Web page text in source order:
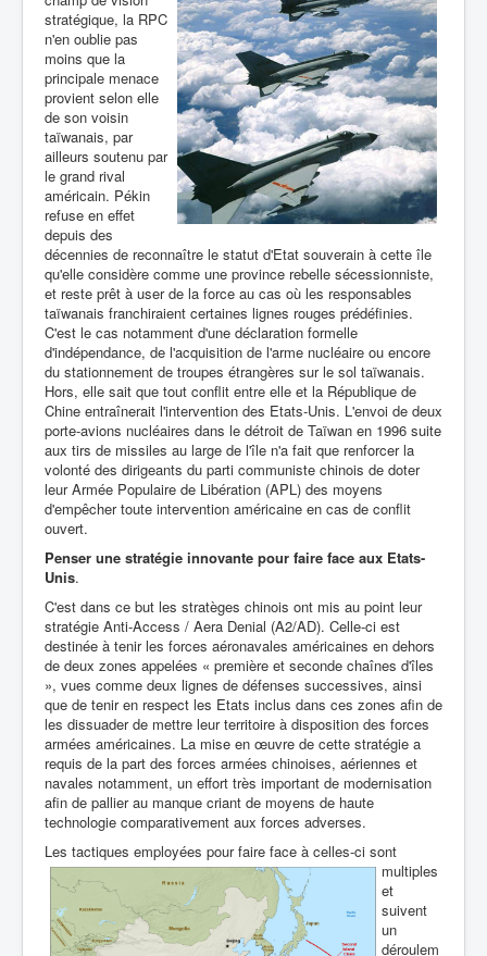
stratégique, la RPC
n'en oublie pas
moins que la
principale menace
provient selon elle
de son voisin
taïwanais, par
ailleurs soutenu par
le grand rival
américain. Pékin
refuse en effet
depuis des
décennies de reconnaître le statut d'Etat souverain à cette île
qu'elle considère comme une province rebelle sécessionniste,
et reste prêt à user de la force au cas où les responsables
taïwanais franchiraient certaines lignes rouges prédéfinies.
C'est le cas notamment d'une déclaration formelle
d'indépendance, de l'acquisition de l'arme nucléaire ou encore
du stationnement de troupes étrangères sur le sol taïwanais.
Hors, elle sait que tout conflit entre elle et la République de
Chine entraînerait l'intervention des Etats-Unis. L'envoi de deux
porte-avions nucléaires dans le détroit de Taïwan en 1996 suite
aux tirs de missiles au large de l'île n'a fait que renforcer la
volonté des dirigeants du parti communiste chinois de doter
leur Armée Populaire de Libération (APL) des moyens
d'empêcher toute intervention américaine en cas de conflit
ouvert.
Penser une stratégie innovante pour faire face aux Etats-
Unis.
C'est dans ce but les stratèges chinois ont mis au point leur
stratégie Anti-Access / Aera Denial (A2/AD). Celle-ci est
destinée à tenir les forces aéronavales américaines en dehors
de deux zones appelées « première et seconde chaînes d'îles
», vues comme deux lignes de défenses successives, ainsi
que de tenir en respect les Etats inclus dans ces zones afin de
les dissuader de mettre leur territoire à disposition des forces
armées américaines. La mise en œuvre de cette stratégie a
requis de la part des forces armées chinoises, aériennes et
navales notamment, un effort très important de modernisation
afin de pallier au manque criant de moyens de haute
technologie comparativement aux forces adverses.
Les tactiques employées pour faire face à celles-ci sont
multiples
et
suivent
un
déroulem